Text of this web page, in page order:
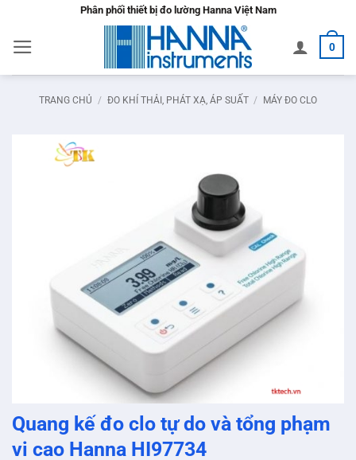
nội
dung
Phân phối thiết bị đo lường Hanna Việt Nam
0
TRANG CHỦ / ĐO KHÍ THẢI, PHÁT XẠ, ÁP SUẤT / MÁY ĐO CLO
Quang kế đo clo tự do và tổng phạm
vi cao Hanna HI97734